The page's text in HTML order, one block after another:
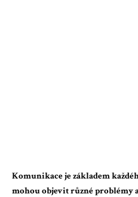
Komunikace je základem
mohou objevit různé problémy